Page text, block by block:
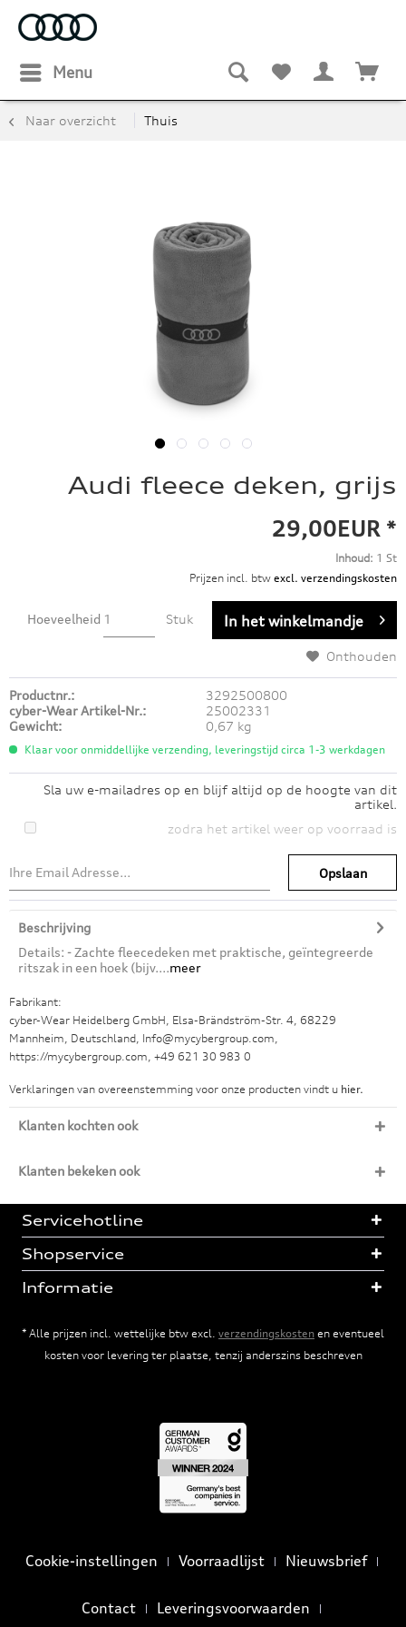
Menu
Naar overzicht Thuis
Audi fleece deken, grijs
29,00EUR *
Inhoud: 1 St
Prijzen incl. btw excl. verzendingskosten
Hoeveelheid Stuk In het winkelmandje
Onthouden
Productnr.:
3292500800
cyber-Wear Artikel-Nr.:
25002331
Gewicht:
0,67 kg
Klaar voor onmiddellijke verzending, leveringstijd circa 1-3 werkdagen
Sla uw e-mailadres op en blijf altijd op de hoogte van dit
artikel.
zodra het artikel weer op voorraad is
Opslaan
Beschrijving
Details: - Zachte fleecedeken met praktische, geïntegreerde
ritszak in een hoek (bijv....meer
Fabrikant:
cyber-Wear Heidelberg GmbH, Elsa-Brändström-Str. 4, 68229
Mannheim, Deutschland, Info@mycybergroup.com,
https://mycybergroup.com, +49 621 30 983 0
Verklaringen van overeenstemming voor onze producten vindt u hier.
Klanten kochten ook
Klanten bekeken ook
Servicehotline
Shopservice
Informatie
* Alle prijzen incl. wettelijke btw excl. verzendingskosten en eventueel
kosten voor levering ter plaatse, tenzij anderszins beschreven
Cookie-instellingen Voorraadlijst Nieuwsbrief
Contact Leveringsvoorwaarden